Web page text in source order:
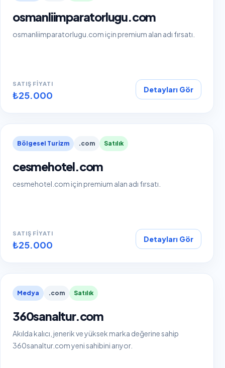
osmanliimparatorlugu.com
osmanliimparatorlugu.com için premium alan adı fırsatı.
SATIŞ FIYATI
₺25.000 Detayları Gör
Bölgesel Turizm .com Satılık
cesmehotel.com
cesmehotel.com için premium alan adı fırsatı.
SATIŞ FIYATI
₺25.000 Detayları Gör
Medya .com Satılık
360sanaltur.com
Akılda kalıcı, jenerik ve yüksek marka değerine sahip
360sanaltur.com yeni sahibini arıyor.